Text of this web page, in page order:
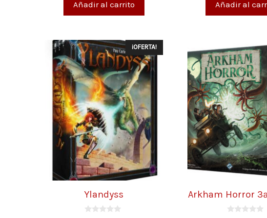
Añadir al carrito Añadir al
¡OFERTA!
Ylandyss Arkham Horror